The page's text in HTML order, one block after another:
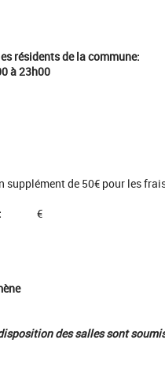
résidents de la commune:
à 23h00
supplément de 50€ pour les
€
des salles sont